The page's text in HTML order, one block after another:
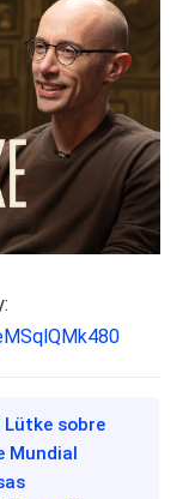
Lütke sobre
Mundial